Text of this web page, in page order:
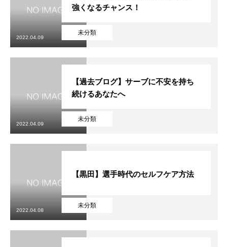
未分類
強くなるチャンス！
2022.04.09
未分類
【過去ブログ】サーブに不安を持ち
続けるあなたへ
2022.04.09
未分類
【黒田】選手時代のセルフケア方法
2022.04.08